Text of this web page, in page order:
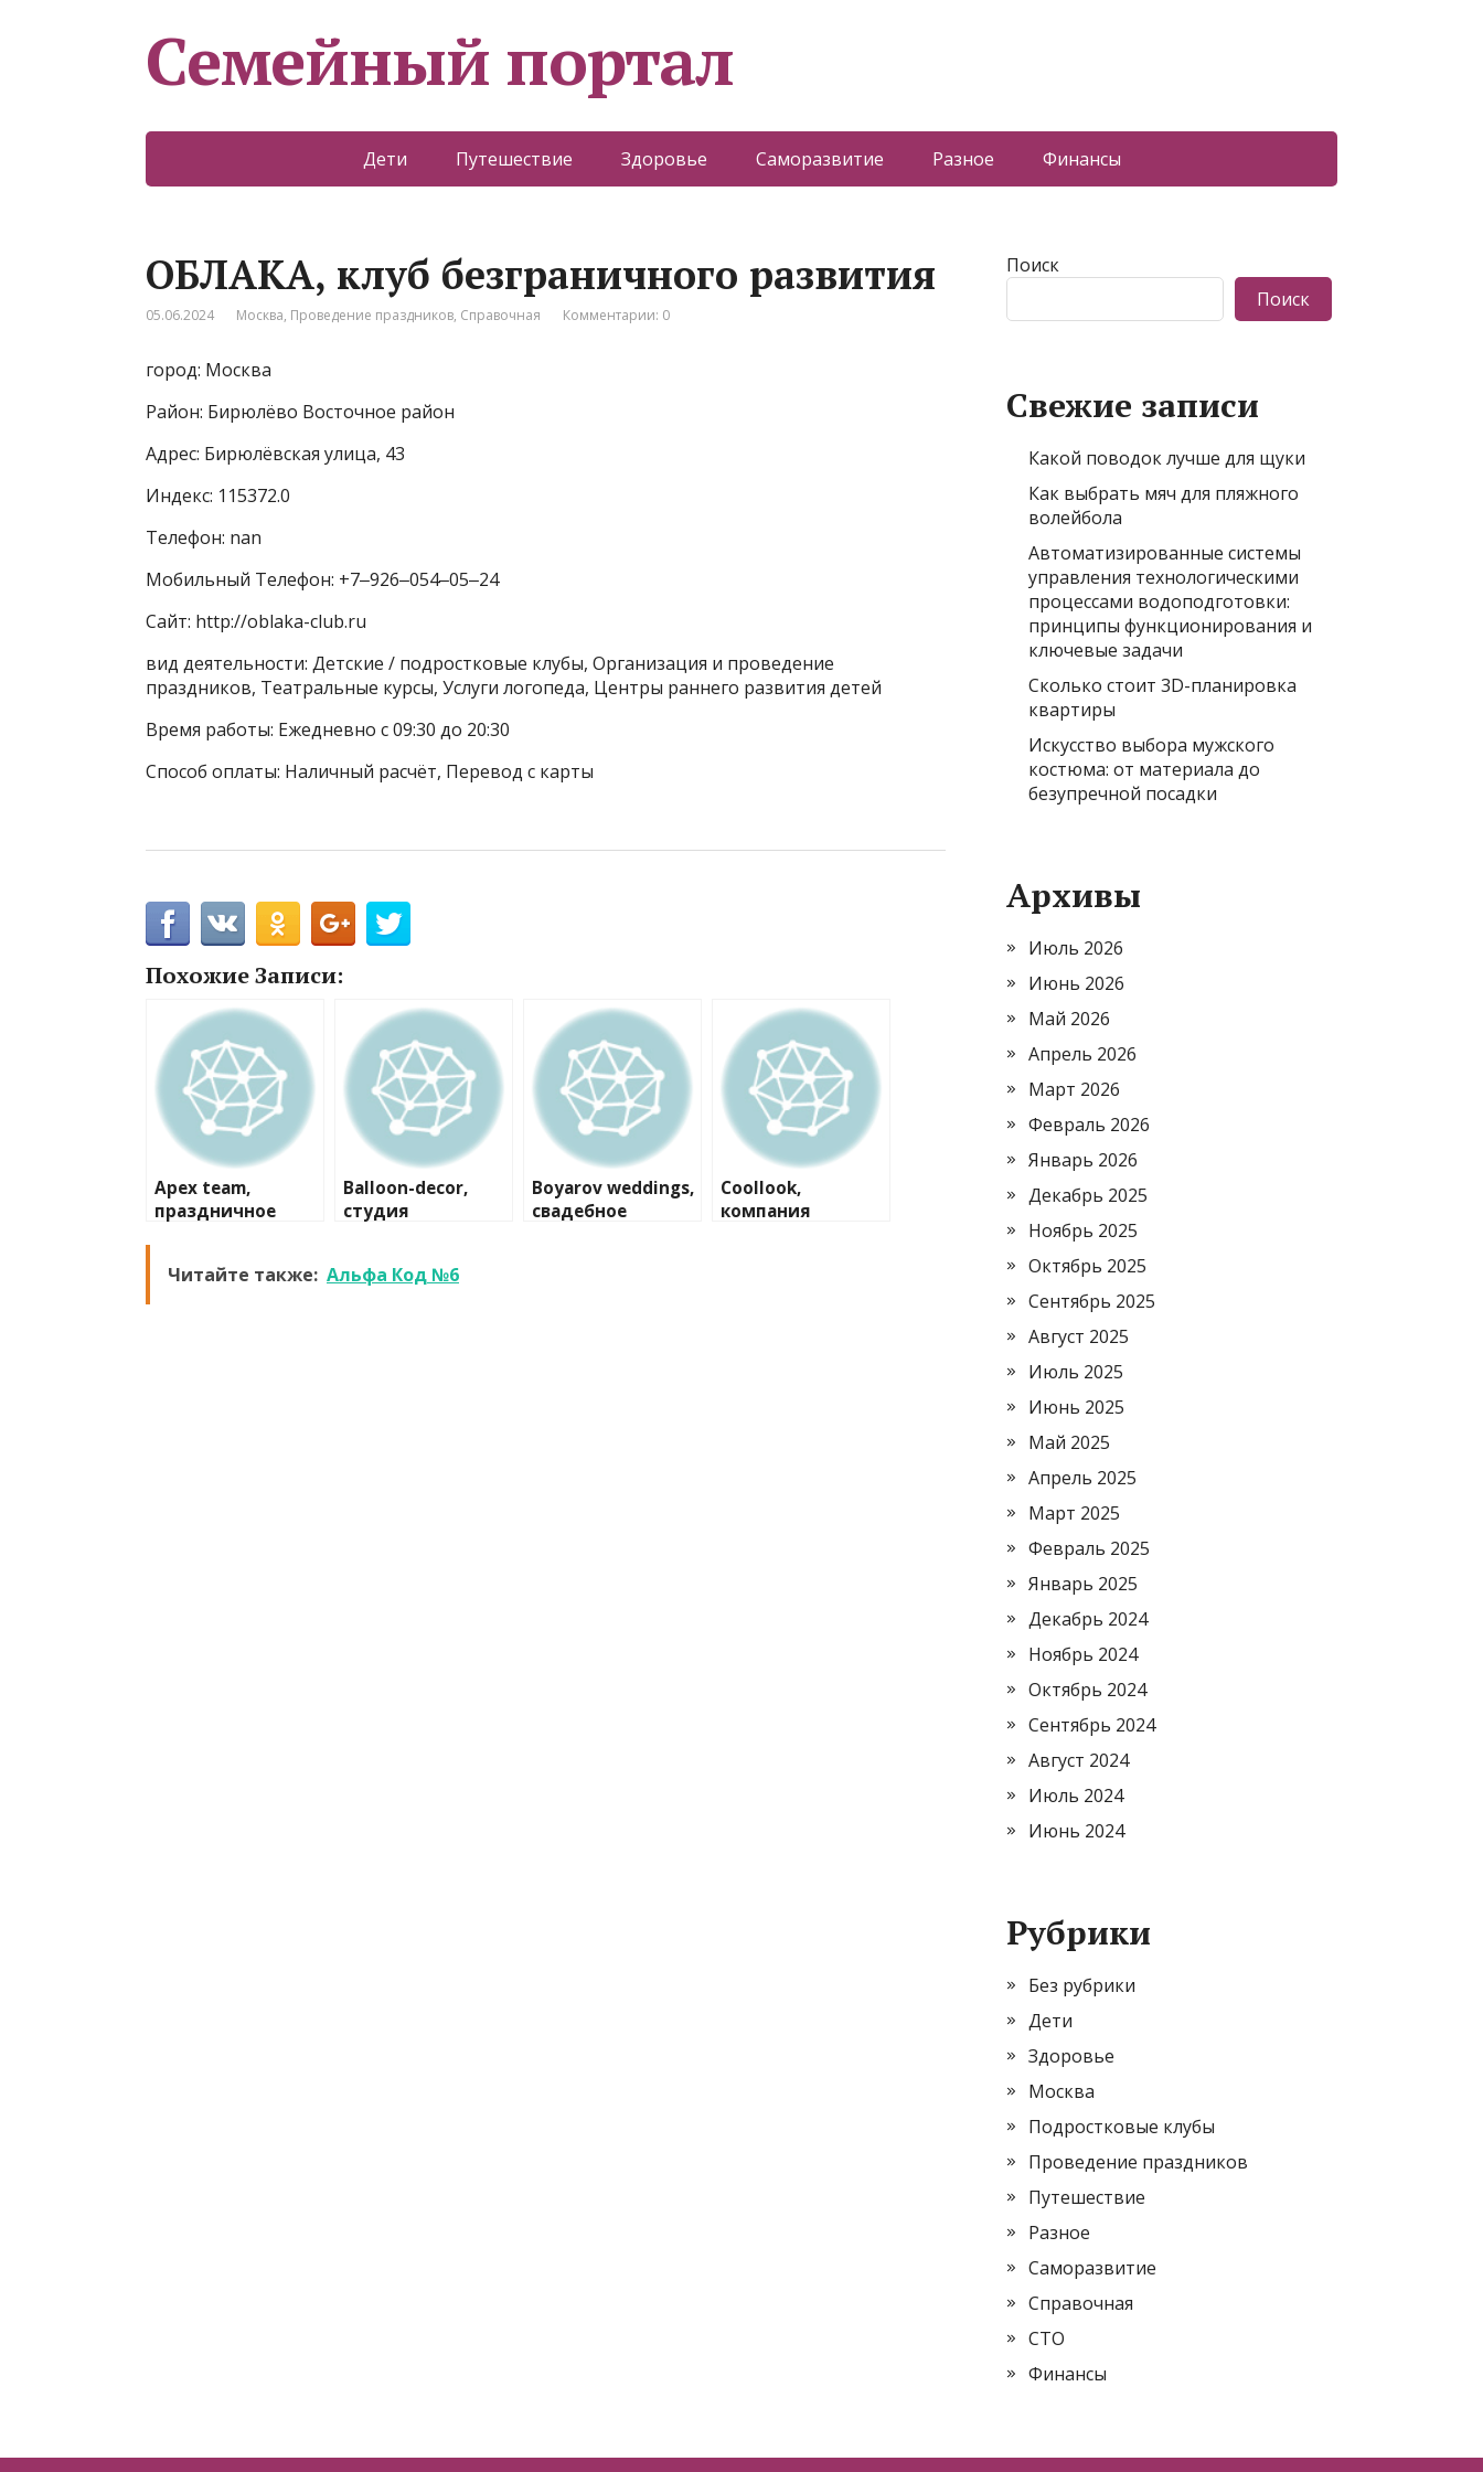
Семейный портал
Дети Путешествие Здоровье Саморазвитие Разное Финансы
ОБЛАКА, клуб безграничного развития
05.06.2024 Москва, Проведение праздников, Справочная Комментарии: 0
город: Москва
Район: Бирюлёво Восточное район
Адрес: Бирюлёвская улица, 43
Индекс: 115372.0
Телефон: nan
Мобильный Телефон: +7‒926‒054‒05‒24
Сайт: http://oblaka-club.ru
вид деятельности: Детские / подростковые клубы, Организация и проведение
праздников, Театральные курсы, Услуги логопеда, Центры раннего развития детей
Время работы: Ежедневно с 09:30 до 20:30
Способ оплаты: Наличный расчёт, Перевод с карты
Похожие Записи:
Apex team,
праздничное
Balloon-decor,
студия
Boyarov weddings,
свадебное
Coollook,
компания
Читайте также: Альфа Код №6
Поиск
Поиск
Свежие записи
Какой поводок лучше для щуки
Как выбрать мяч для пляжного
волейбола
Автоматизированные системы
управления технологическими
процессами водоподготовки:
принципы функционирования и
ключевые задачи
Сколько стоит 3D-планировка
квартиры
Искусство выбора мужского
костюма: от материала до
безупречной посадки
Архивы
Июль 2026
Июнь 2026
Май 2026
Апрель 2026
Март 2026
Февраль 2026
Январь 2026
Декабрь 2025
Ноябрь 2025
Октябрь 2025
Сентябрь 2025
Август 2025
Июль 2025
Июнь 2025
Май 2025
Апрель 2025
Март 2025
Февраль 2025
Январь 2025
Декабрь 2024
Ноябрь 2024
Октябрь 2024
Сентябрь 2024
Август 2024
Июль 2024
Июнь 2024
Рубрики
Без рубрики
Дети
Здоровье
Москва
Подростковые клубы
Проведение праздников
Путешествие
Разное
Саморазвитие
Справочная
СТО
Финансы